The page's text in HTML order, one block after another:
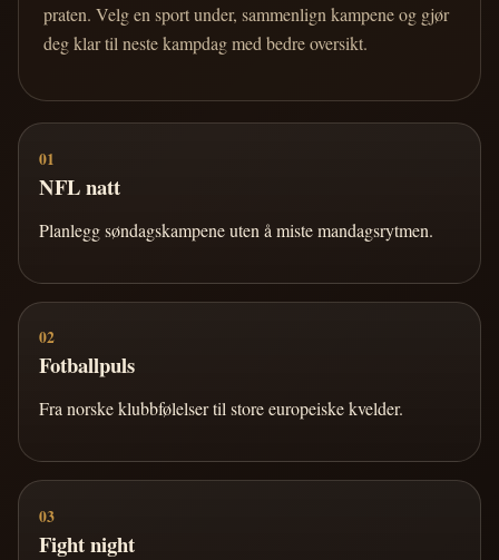
praten. Velg en sport under, sammenlign kampene og gjør
deg klar til neste kampdag med bedre oversikt.
01
NFL natt
Planlegg søndagskampene uten å miste mandagsrytmen.
02
Fotballpuls
Fra norske klubbfølelser til store europeiske kvelder.
03
Fight night